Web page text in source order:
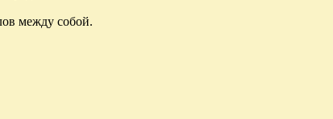
между собой.